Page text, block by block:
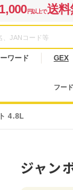
円以上で送料
ワード GEX
フー
4.8L
ジャン